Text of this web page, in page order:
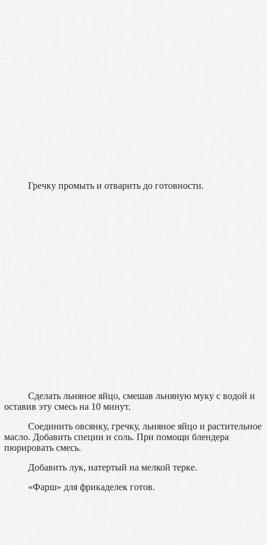
Гречку промыть и отварить до готовности.
Сделать льняное яйцо, смешав льняную муку с водой и
оставив эту смесь на 10 минут.
Соединить овсянку, гречку, льняное яйцо и растительное
масло. Добавить специи и соль. При помощи блендера
пюрировать смесь.
Добавить лук, натертый на мелкой терке.
«Фарш» для фрикаделек готов.